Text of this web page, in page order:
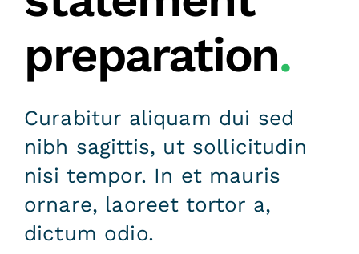
preparation.
Curabitur aliquam dui sed
nibh sagittis, ut sollicitudin
nisi tempor. In et mauris
ornare, laoreet tortor a,
dictum odio.